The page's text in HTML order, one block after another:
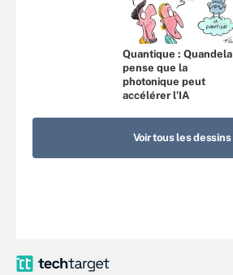
Quantique : Quandela
pense que la
photonique peut
accélérer l’IA
Voir tous les dessins